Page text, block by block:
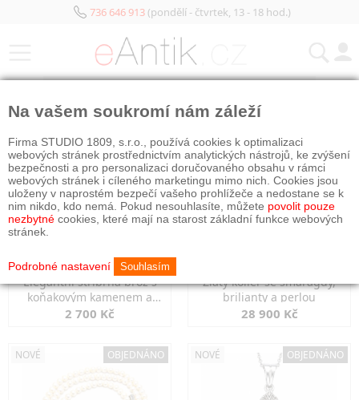
736 646 913(pondělí - čtvrtek, 13 - 18 hod.)
Elegantní stříbrná brož s
koňakovým kamenem a
markazity
2 700 Kč
Zlatý kolier se smaragdy,
brilianty a perlou
28 900 Kč
NOVÉ OBJEDNÁNO NOVÉ OBJEDNÁNO
Na vašem soukromí nám záleží
Firma STUDIO 1809, s.r.o., používá cookies k optimalizaci
webových stránek prostřednictvím analytických nástrojů, ke zvýšení
bezpečnosti a pro personalizaci doručovaného obsahu v rámci
webových stránek i cíleného marketingu mimo nich. Cookies jsou
uloženy v naprostém bezpečí vašeho prohlížeče a nedostane se k
nim nikdo, kdo nemá. Pokud nesouhlasíte, můžete povolit pouze
nezbytné cookies, které mají na starost základní funkce webových
stránek.
Podrobné nastavení Souhlasím